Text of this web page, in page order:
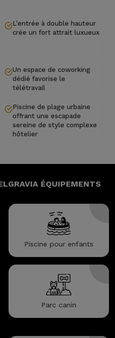
L'entrée à double hauteur
crée un fort attrait luxueux
Un espace de coworking
dédié favorise le
télétravail
Piscine de plage urbaine
offrant une escapade
sereine de style complexe
hôtelier
ÉQUIPEMENTS
Piscine pour enfants
Parc canin